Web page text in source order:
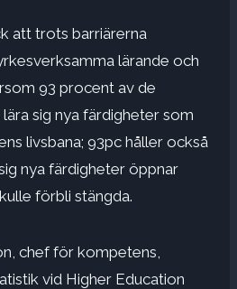
att trots barriärerna
lärande och
93 procent av de
sig nya färdigheter som
livsbana; 93pc håller också
nya färdigheter öppnar
förbli stängda.
chef för kompetens,
vid Higher Education